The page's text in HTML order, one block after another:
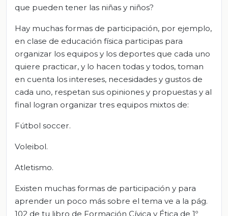
que pueden tener las niñas y niños?
Hay muchas formas de participación, por ejemplo,
en clase de educación física participas para
organizar los equipos y los deportes que cada uno
quiere practicar, y lo hacen todas y todos, toman
en cuenta los intereses, necesidades y gustos de
cada uno, respetan sus opiniones y propuestas y al
final logran organizar tres equipos mixtos de:
Fútbol soccer.
Voleibol.
Atletismo.
Existen muchas formas de participación y para
aprender un poco más sobre el tema ve a la pág.
102 de tu libro de Formación Cívica y Ética de 1º